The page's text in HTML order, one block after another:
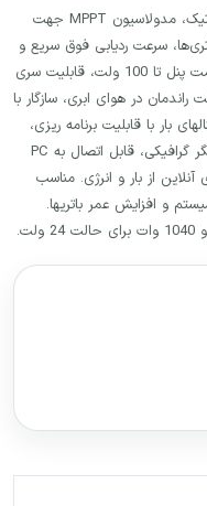
شارژ کنترلر خورشیدی 40 آمپر 12/24 ولت اتوماتیک، مدولاسیون MPPT جهت
سرعت ردیابی فوق سریع و
راندمان بالا، پشتیبانی از حداکثر ولتاژ ورودی سمت پنل تا 100 ولت، قابلیت سری
از افت راندمان در هوای ابری، سازگار با
بار با قابلیت برنامه ریزی،
مجهز به پورت ارتباطی RS485 ، مجهز به نمایشگر گرافیکی، قابل اتصال به PC
آنلاین از بار و انرژی. مناسب
و افزایش عمر باتریها.